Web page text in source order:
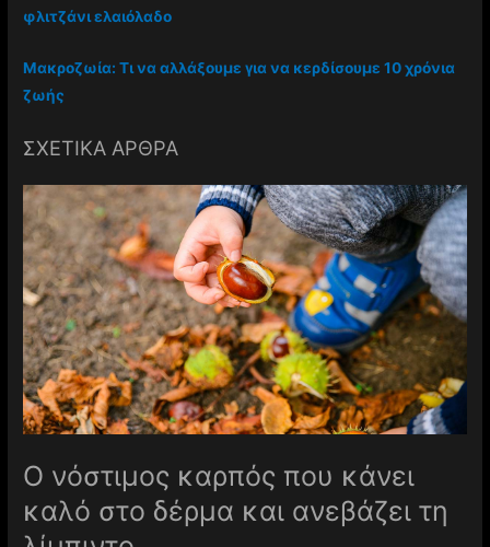
φλιτζάνι ελαιόλαδο
Μακροζωία: Τι να αλλάξουμε για να κερδίσουμε 10 χρόνια
ζωής
ΣΧΕΤΙΚΑ ΑΡΘΡΑ
Ο νόστιμος καρπός που κάνει
καλό στο δέρμα και ανεβάζει τη